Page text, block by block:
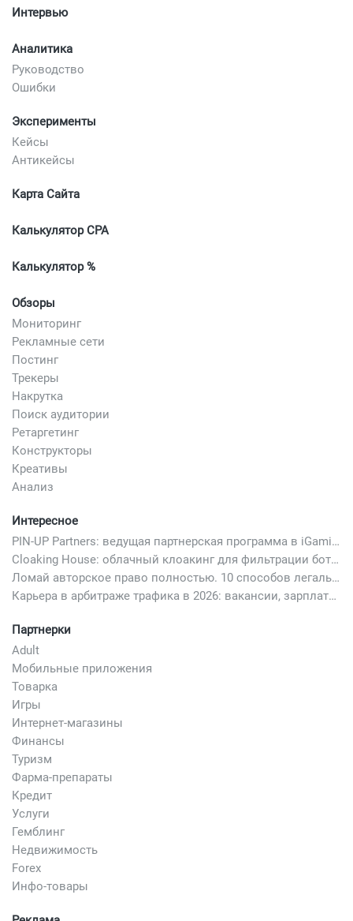
Интервью
Аналитика
Руководство
Ошибки
Эксперименты
Кейсы
Антикейсы
Карта Сайта
Калькулятор CPA
Калькулятор %
Обзоры
Мониторинг
Рекламные сети
Постинг
Трекеры
Накрутка
Поиск аудитории
Ретаргетинг
Конструкторы
Креативы
Анализ
Интересное
PIN-UP Partners: ведущая партнерская программа в iGaming
Cloaking House: облачный клоакинг для фильтрации ботов FB и Google Ads — гайд PHP-интеграции 2026
Ломай авторское право полностью. 10 способов легально добавить любимый трек в свой креатив
Карьера в арбитраже трафика в 2026: вакансии, зарплаты и как начать
Партнерки
Adult
Мобильные приложения
Товарка
Игры
Интернет-магазины
Финансы
Туризм
Фарма-препараты
Кредит
Услуги
Гемблинг
Недвижимость
Forex
Инфо-товары